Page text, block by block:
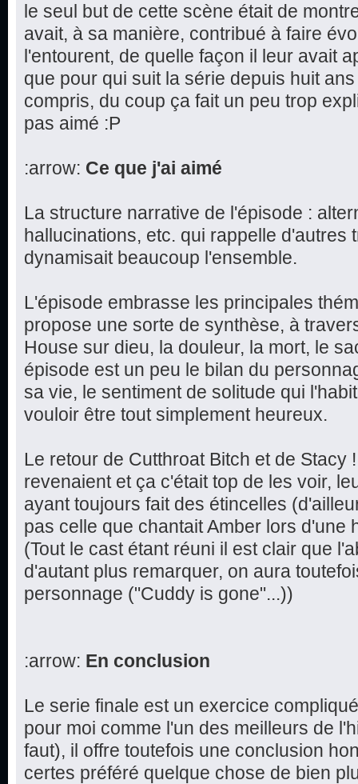
le seul but de cette scène était de
avait, à sa manière, contribué à faire
l'entourent, de quelle façon il leur avait
que pour qui suit la série depuis huit
compris, du coup ça fait un peu trop
pas aimé :P
:arrow: Ce que j'ai aimé
La structure narrative de l'épisode :
hallucinations, etc. qui rappelle d'autres
dynamisait beaucoup l'ensemble.
L'épisode embrasse les principales
propose une sorte de synthèse, à
House sur dieu, la douleur, la mort, le
épisode est un peu le bilan du
sa vie, le sentiment de solitude qui
vouloir être tout simplement heureux.
Le retour de Cutthroat Bitch et de Stacy
revenaient et ça c'était top de les voir,
ayant toujours fait des étincelles
pas celle que chantait Amber lors d'une
(Tout le cast étant réuni il est clair que
d'autant plus remarquer, on aura
personnage ("Cuddy is gone"...))
:arrow: En conclusion
Le serie finale est un exercice
pour moi comme l'un des meilleurs de
faut), il offre toutefois une conclusion
certes préféré quelque chose de bien